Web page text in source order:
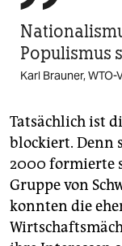
Populismus
Karl Brauner,
Tatsächlich ist
blockiert. Denn
2000 formierte
Gruppe von
konnten die